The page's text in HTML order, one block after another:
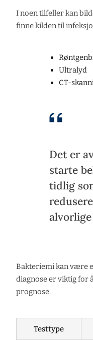
I noen tilfeller kan
finne kilden til
Ultralyd
CT-
Det er
starte
tidlig
Bakteriemi kan være
diagnose er viktig for
prognose.
Testtype